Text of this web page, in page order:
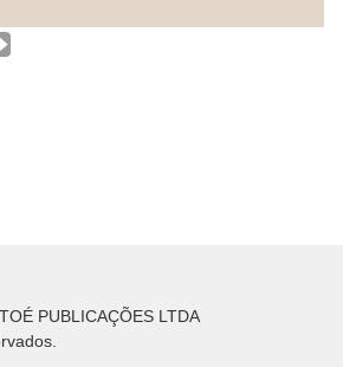
PUBLICAÇÕES LTDA